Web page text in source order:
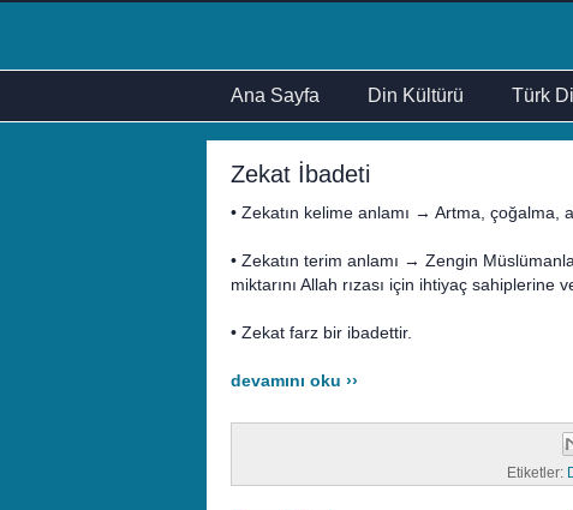
Ana Sayfa Din Kültürü Türk
Zekat İbadeti
• Zekatın kelime anlamı → Artma, çoğalma,
• Zekatın terim anlamı → Zengin
miktarını Allah rızası için ihtiyaç sahiplerine
• Zekat farz bir ibadettir.
devamını oku ››
Etiketler: